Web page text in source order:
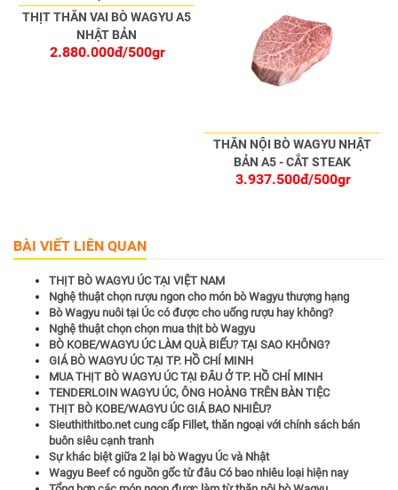
THỊT THĂN VAI BÒ WAGYU A5
NHẬT BẢN
2.880.000đ/500gr
THĂN NỘI BÒ WAGYU NHẬT
BẢN A5 - CẮT STEAK
3.937.500đ/500gr
BÀI VIẾT LIÊN QUAN
THỊT BÒ WAGYU ÚC TẠI VIỆT NAM
Nghệ thuật chọn rượu ngon cho món bò Wagyu thượng hạng
Bò Wagyu nuôi tại Úc có được cho uống rượu hay không?
Nghệ thuật chọn chọn mua thịt bò Wagyu
BÒ KOBE/WAGYU ÚC LÀM QUÀ BIẾU? TẠI SAO KHÔNG?
GIÁ BÒ WAGYU ÚC TẠI TP. HỒ CHÍ MINH
MUA THỊT BÒ WAGYU ÚC TẠI ĐÂU Ở TP. HỒ CHÍ MINH
TENDERLOIN WAGYU ÚC, ÔNG HOÀNG TRÊN BÀN TIỆC
THỊT BÒ KOBE/WAGYU ÚC GIÁ BAO NHIÊU?
Sieuthithitbo.net cung cấp Fillet, thăn ngoại với chính sách bán
buôn siêu cạnh tranh
Sự khác biệt giữa 2 lại bò Wagyu Úc và Nhật
Wagyu Beef có nguồn gốc từ đâu Có bao nhiêu loại hiện nay